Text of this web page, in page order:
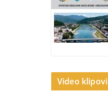
Video klipovi